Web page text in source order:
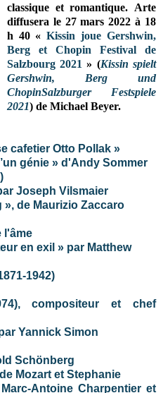
classique et romantique. Arte
diffusera le 27 mars 2022 à 18
h 40 «Kissin joue Gershwin,
Berg et Chopin Festival de
Salzbourg 2021 » (Kissin spielt
Gershwin, Berg und
ChopinSalzburger Festspiele
2021) de Michael Beyer.
cafetier Otto Pollak »
génie » d'Andy Sommer
Joseph Vilsmaier
de Maurizio Zaccaro
l'âme
en exil » par Matthew
1942)
compositeur et chef
Yannick Simon
Schönberg
Mozart et Stephanie
Antoine Charpentier et